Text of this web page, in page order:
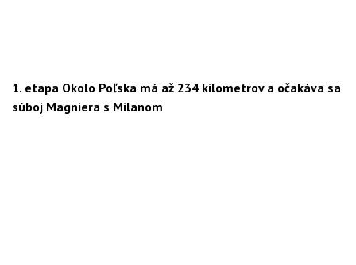
1. etapa Okolo Poľska má až 234 kilometrov a očakáva sa
súboj Magniera s Milanom